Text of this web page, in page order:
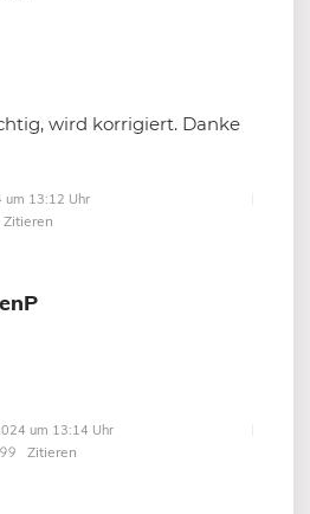
wird korrigiert. Danke
um 13:12 Uhr
Zitieren
um 13:14 Uhr
Zitieren